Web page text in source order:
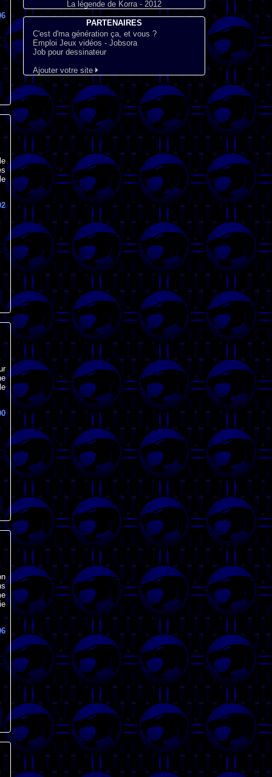
La légende de Korra - 2012
PARTENAIRES
C'est d'ma génération ça, et vous ?
Emploi Jeux vidéos - Jobsora
Job pour dessinateur
Ajouter votre site